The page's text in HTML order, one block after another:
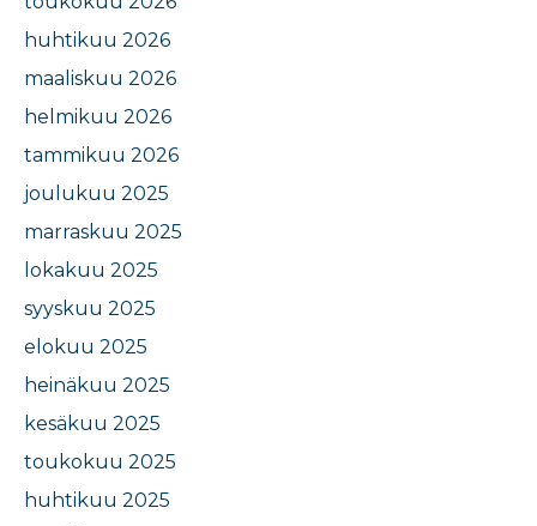
huhtikuu 2026
maaliskuu 2026
helmikuu 2026
tammikuu 2026
joulukuu 2025
marraskuu 2025
lokakuu 2025
syyskuu 2025
elokuu 2025
heinäkuu 2025
kesäkuu 2025
toukokuu 2025
huhtikuu 2025